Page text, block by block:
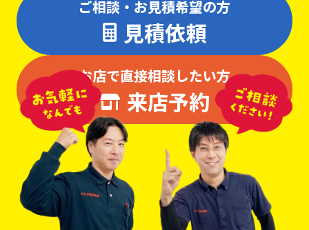
ご相談・お見積希望の方
見積依頼
お店で直接相談したい方
来店予約